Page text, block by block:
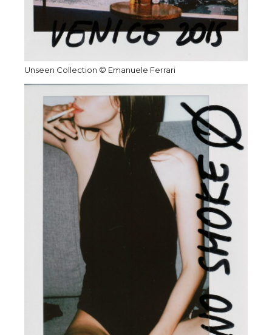
Unseen Collection © Emanuele Ferrari